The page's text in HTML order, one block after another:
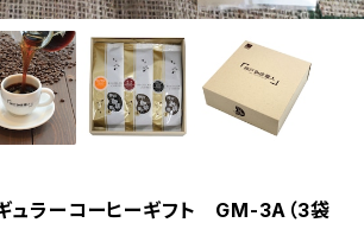
ュラーコーヒーギフト GM-3A（3袋